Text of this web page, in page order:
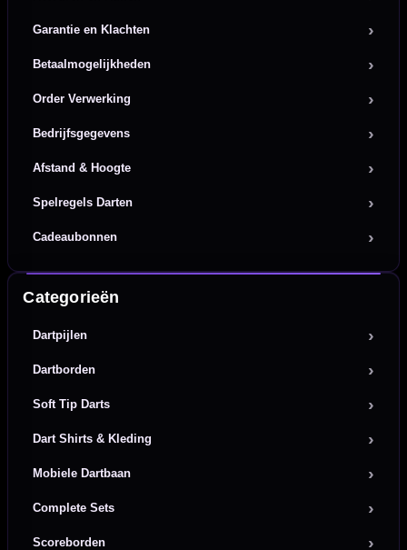
Garantie en Klachten
Betaalmogelijkheden
Order Verwerking
Bedrijfsgegevens
Afstand & Hoogte
Spelregels Darten
Cadeaubonnen
Categorieën
Dartpijlen
Dartborden
Soft Tip Darts
Dart Shirts & Kleding
Mobiele Dartbaan
Complete Sets
Scoreborden